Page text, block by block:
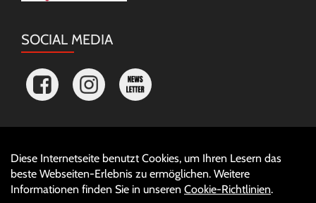
SOCIAL MEDIA
Diese Internetseite benutzt Cookies, um Ihren Lesern das
beste Webseiten-Erlebnis zu ermöglichen. Weitere
Informationen finden Sie in unseren Cookie-Richtlinien.
Auftrag widerrufen